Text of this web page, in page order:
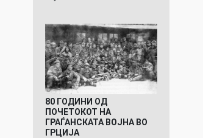
80 ГОДИНИ ОД
ПОЧЕТОКОТ НА
ГРАЃАНСКАТА ВОЈНА ВО
ГРЦИЈА